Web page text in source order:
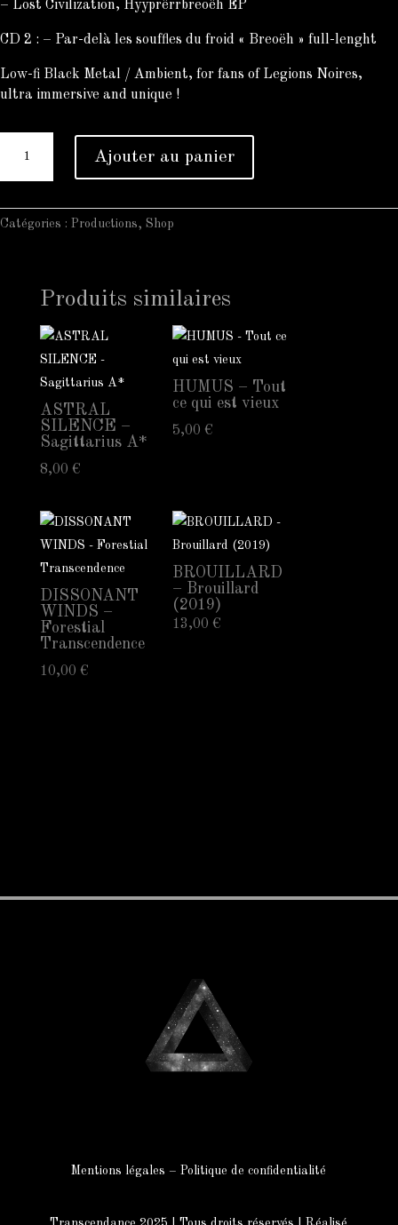
– Lost Civilization, Hyypr​ë​rrbreo​ë​h EP
CD 2 : – Par​-​delà les souffles du froid «​ ​Breo​ë​h​ ​» full-lenght
Low-fi Black Metal / Ambient, for fans of Legions Noires,
ultra immersive and unique !
KËKKREËH
ACT
Ajouter au panier
Catégories : Productions, Shop
Produits similaires
ASTRAL
SILENCE –
Sagittarius A*
8,00 €
HUMUS – Tout
ce qui est vieux
5,00 €
DISSONANT
WINDS –
Forestial
Transcendence
10,00 €
BROUILLARD
– Brouillard
(2019)
13,00 €
Mentions légales –Politique de confidentialité